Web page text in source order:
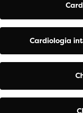
Cardiologia